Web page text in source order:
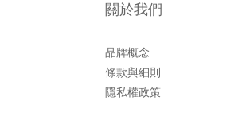
關於我們
品牌概念
條款與細則
隱私權政策